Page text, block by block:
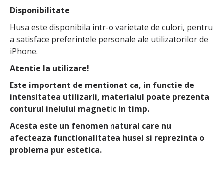
Disponibilitate
Husa este disponibila intr-o varietate de culori, pentru
a satisface preferintele personale ale utilizatorilor de
iPhone.
Atentie la utilizare!
Este important de mentionat ca, in functie de
intensitatea utilizarii, materialul poate prezenta
conturul inelului magnetic in timp.
Acesta este un fenomen natural care nu
afecteaza functionalitatea husei si reprezinta o
problema pur estetica.